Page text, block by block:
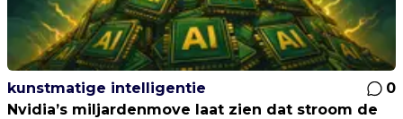
kunstmatige intelligentie
0
Nvidia’s miljardenmove laat zien dat stroom de